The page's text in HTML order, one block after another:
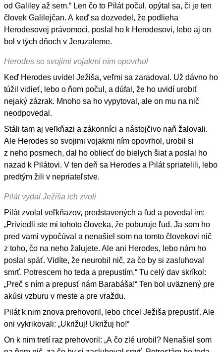
od Galiley až sem.“ Len čo to Pilát počul, opýtal sa, či je ten
človek Galilejčan. A keď sa dozvedel, že podlieha
Herodesovej právomoci, poslal ho k Herodesovi, lebo aj on
bol v tých dňoch v Jeruzaleme.
Herodes so svojimi vojakmi ním opovrhol
Keď Herodes uvidel Ježiša, veľmi sa zaradoval. Už dávno ho
túžil vidieť, lebo o ňom počul, a dúfal, že ho uvidí urobiť
nejaký zázrak. Mnoho sa ho vypytoval, ale on mu na nič
neodpovedal.
Stáli tam aj veľkňazi a zákonníci a nástojčivo naň žalovali.
Ale Herodes so svojimi vojakmi ním opovrhol, urobil si
z neho posmech, dal ho obliecť do bielych šiat a poslal ho
nazad k Pilátovi. V ten deň sa Herodes a Pilát spriatelili, lebo
predtým žili v nepriateľstve.
Pilát vydal Ježiša ich zvoli
Pilát zvolal veľkňazov, predstavených a ľud a povedal im:
„Priviedli ste mi tohoto človeka, že poburuje ľud. Ja som ho
pred vami vypočúval a nenašiel som na tomto človekovi nič
z toho, čo na neho žalujete. Ale ani Herodes, lebo nám ho
poslal späť. Vidíte, že neurobil nič, za čo by si zasluhoval
smrť. Potrescem ho teda a prepustím.“ Tu celý dav skríkol:
„Preč s ním a prepusť nám Barabáša!“ Ten bol uväznený pre
akúsi vzburu v meste a pre vraždu.
Pilát k nim znova prehovoril, lebo chcel Ježiša prepustiť. Ale
oni vykrikovali: „Ukrižuj! Ukrižuj ho!“
On k nim tretí raz prehovoril: „A čo zlé urobil? Nenašiel som